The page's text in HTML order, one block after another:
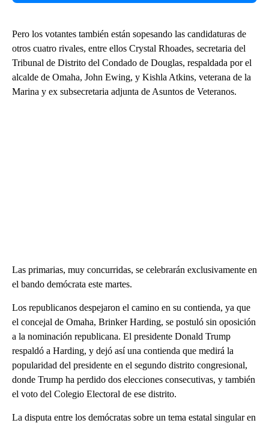
Pero los votantes también están sopesando las candidaturas de
otros cuatro rivales, entre ellos Crystal Rhoades, secretaria del
Tribunal de Distrito del Condado de Douglas, respaldada por el
alcalde de Omaha, John Ewing, y Kishla Atkins, veterana de la
Marina y ex subsecretaria adjunta de Asuntos de Veteranos.
Las primarias, muy concurridas, se celebrarán exclusivamente en
el bando demócrata este martes.
Los republicanos despejaron el camino en su contienda, ya que
el concejal de Omaha, Brinker Harding, se postuló sin oposición
a la nominación republicana. El presidente Donald Trump
respaldó a Harding, y dejó así una contienda que medirá la
popularidad del presidente en el segundo distrito congresional,
donde Trump ha perdido dos elecciones consecutivas, y también
el voto del Colegio Electoral de ese distrito.
La disputa entre los demócratas sobre un tema estatal singular en